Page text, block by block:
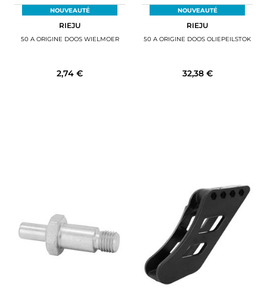
NOUVEAUTÉ
RIEJU
50 A ORIGINE DOOS WIELMOER
2,74 €
NOUVEAUTÉ
RIEJU
50 A ORIGINE DOOS OLIEPEILSTOK
32,38 €